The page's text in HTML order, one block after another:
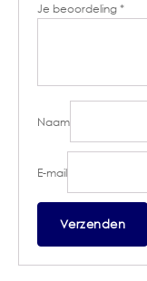
Je beoordeling*
Naam
E-mail